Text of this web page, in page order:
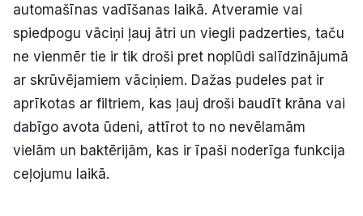
automašīnas vadīšanas laikā. Atveramie vai
spiedpogu vāciņi ļauj ātri un viegli padzerties, taču
ne vienmēr tie ir tik droši pret noplūdi salīdzinājumā
ar skrūvējamiem vāciņiem. Dažas pudeles pat ir
aprīkotas ar filtriem, kas ļauj droši baudīt krāna vai
dabīgo avota ūdeni, attīrot to no nevēlamām
vielām un baktērijām, kas ir īpaši noderīga funkcija
ceļojumu laikā.